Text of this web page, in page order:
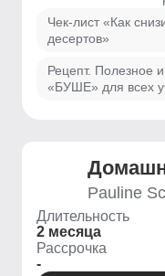
Чек-лист «Как
десертов»
Рецепт. Полезное
«БУШЕ» для всех
Pauline
Длительность
2 месяца
Рассрочка
-